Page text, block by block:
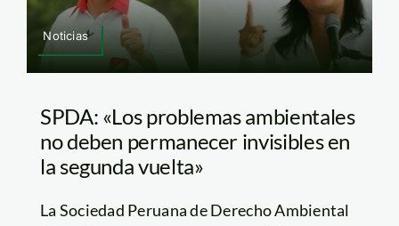
Noticias
SPDA: «Los problemas ambientales
no deben permanecer invisibles en
la segunda vuelta»
La Sociedad Peruana de Derecho Ambiental